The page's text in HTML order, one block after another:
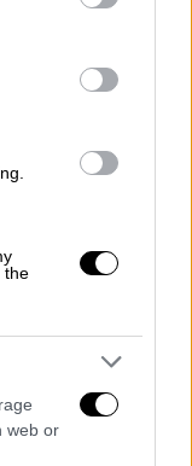
party tags to
in below Google
the
web or
γύρω από
της «ζώσας
και
την ανάγκη
και
επίκεντρο